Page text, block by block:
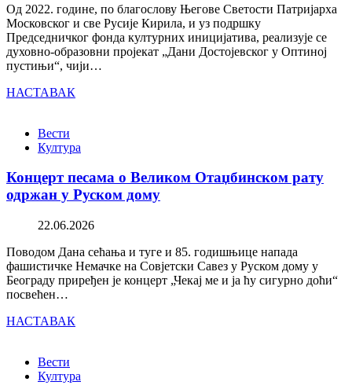
Од 2022. године, по благослову Његове Светости Патријарха
Московског и све Русије Кирила, и уз подршку
Председничког фонда културних иницијатива, реализује се
духовно-образовни пројекат „Дани Достојевског у Оптиној
пустињи“, чији…
НАСТАВАК
Вести
Култура
Концерт песама о Великом Отаџбинском рату
одржан у Руском дому
22.06.2026
Поводом Дана сећања и туге и 85. годишњице напада
фашистичке Немачке на Совјетски Савез у Руском дому у
Београду приређен је концерт „Чекај ме и ја ћу сигурно доћи“
посвећен…
НАСТАВАК
Вести
Култура